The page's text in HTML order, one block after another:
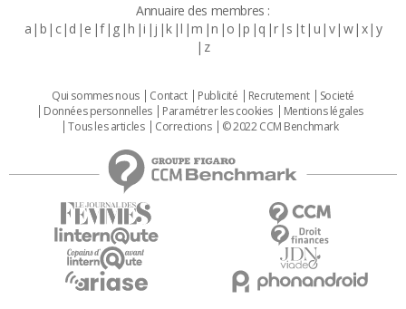
Annuaire des membres :
a b c d e f g h i j k l m n o p q r s t u v w x y
z
Qui sommes nous Contact Publicité Recrutement
Societé
Données personnelles
Paramétrer les cookies
Mentions légales
Tous les articles
Corrections © 2022 CCM Benchmark